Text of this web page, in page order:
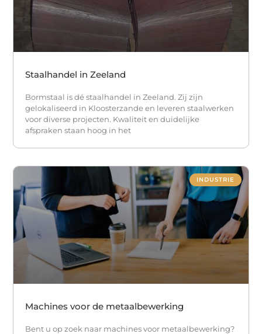
Staalhandel in Zeeland
Bormstaal is dé staalhandel in Zeeland. Zij zijn
gelokaliseerd in Kloosterzande en leveren staalwerken
voor diverse projecten. Kwaliteit en duidelijke
afspraken staan hoog in het
INDUSTRIE
Machines voor de metaalbewerking
Bent u op zoek naar machines voor metaalbewerking?